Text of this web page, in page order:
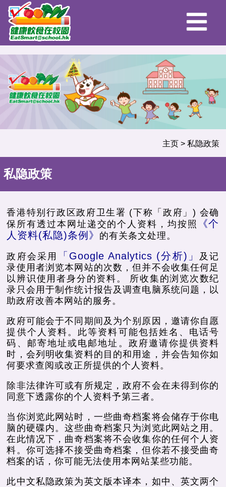
主页> 私隐政策
私隐政策
香港特别行政区政府卫生署 (下称「政府」) 会确
保所有透过本网址递交的个人资料，均按照
《个
人资料(私隐)条例》 的有关条文处理。
政府会采用 「Google Analytics (分析)」 及记
录使用者浏览本网站的次数，但并不会收集任何足
以辨识使用者身分的资料。 所收集的浏览次数纪
录只会用于制作统计报告及调查电脑系统问题，以
助政府改善本网站的服务。
政府可能会于不同期间及为个别原因，邀请你自愿
提供个人资料。此等资料可能包括姓名、电话号
码、邮寄地址或电邮地址。政府邀请你提供资料
时，会列明收集资料的目的和用途，并会告知你如
何要求查阅或改正所提供的个人资料。
除非法律许可或有所规定，政府不会在未得到你的
同意下透露你的个人资料予第三者。
当你浏览此网站时，一些曲奇档案将会储存于你电
脑的硬碟内。这些曲奇档案只为浏览此网站之用。
在此情况下，曲奇档案将不会收集你的任何个人资
料。你可选择不接受曲奇档案，但你若不接受曲奇
档案的话，你可能无法使用本网站某些功能。
此中文私隐政策为英文版本译本，如中、英文两个